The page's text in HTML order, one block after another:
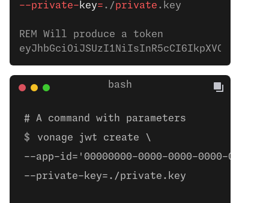
--private- key= ./private .key
REM Will produce a token
# A command with parameters
vonage jwt create \
--app-id='00000000-0000-0000-0000-
--private-key=./private.key